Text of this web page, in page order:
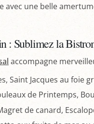
avec une belle
: Sublimez la
accompagne
Saint Jacques au foie
de Printemps,
de canard,